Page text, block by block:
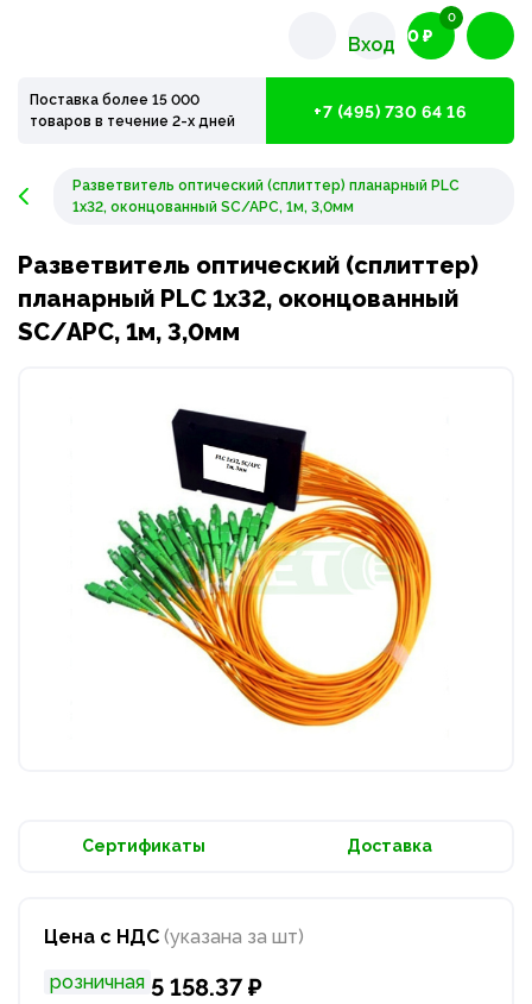
Вход 0 ₽
0
Поставка более 15 000
товаров в течение 2-х дней
+7 (495) 730 64 16
Разветвитель оптический (сплиттер) планарный PLC
1х32, оконцованный SC/APC, 1м, 3,0мм
Разветвитель оптический (сплиттер)
планарный PLC 1х32, оконцованный
SC/APC, 1м, 3,0мм
Сертификаты Доставка
Цена с НДС (указана за шт)
розничная 5 158.37 ₽